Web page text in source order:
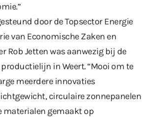
door de Topsector Energie
van Economische Zaken en
Rob Jetten was aanwezig bij de
in Weert. “Mooi om te
meerdere innovaties
circulaire zonnepanelen
materialen gemaakt op